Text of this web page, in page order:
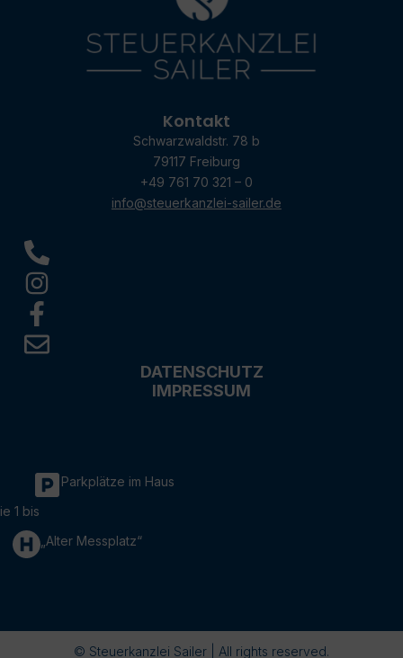
Kontakt
Schwarzwaldstr. 78 b
79117 Freiburg
+49 761 70 321 – 0
info@steuerkanzlei-sailer.de
DATENSCHUTZ
IMPRESSUM
Parkplätze im Haus
1 bis
„Alter Messplatz“
© Steuerkanzlei Sailer | All rights reserved.